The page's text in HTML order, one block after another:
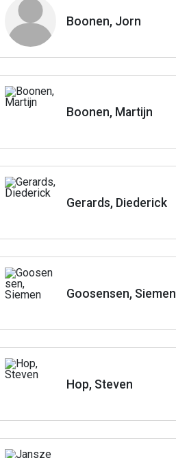
Boonen, Jorn
Boonen, Martijn
Gerards, Diederick
Goosensen, Siemen
Hop, Steven